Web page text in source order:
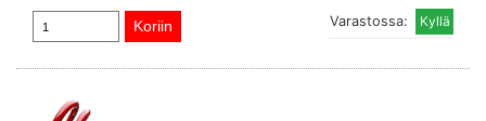
Varastossa: